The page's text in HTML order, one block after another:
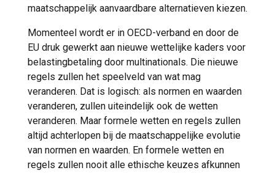
maatschappelijk aanvaardbare alternatieven kiezen.
Momenteel wordt er in OECD-verband en door de
EU druk gewerkt aan nieuwe wettelijke kaders voor
belastingbetaling door multinationals. Die nieuwe
regels zullen het speelveld van wat mag
veranderen. Dat is logisch: als normen en waarden
veranderen, zullen uiteindelijk ook de wetten
veranderen. Maar formele wetten en regels zullen
altijd achterlopen bij de maatschappelijke evolutie
van normen en waarden. En formele wetten en
regels zullen nooit alle ethische keuzes afkunnen